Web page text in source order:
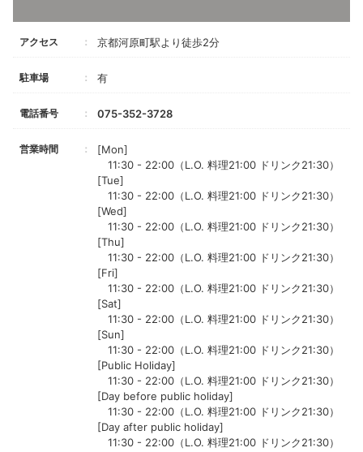
アクセス 京都河原町駅より徒歩2分
駐車場 有
電話番号 075-352-3728
営業時間
[Mon]
11:30 - 22:00（L.O. 料理21:00 ドリンク21:30）
[Tue]
11:30 - 22:00（L.O. 料理21:00 ドリンク21:30）
[Wed]
11:30 - 22:00（L.O. 料理21:00 ドリンク21:30）
[Thu]
11:30 - 22:00（L.O. 料理21:00 ドリンク21:30）
[Fri]
11:30 - 22:00（L.O. 料理21:00 ドリンク21:30）
[Sat]
11:30 - 22:00（L.O. 料理21:00 ドリンク21:30）
[Sun]
11:30 - 22:00（L.O. 料理21:00 ドリンク21:30）
[Public Holiday]
11:30 - 22:00（L.O. 料理21:00 ドリンク21:30）
[Day before public holiday]
11:30 - 22:00（L.O. 料理21:00 ドリンク21:30）
[Day after public holiday]
11:30 - 22:00（L.O. 料理21:00 ドリンク21:30）